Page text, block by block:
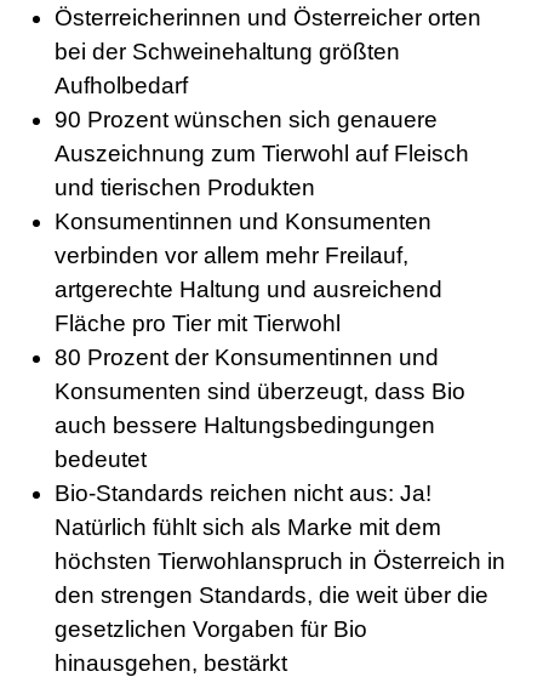
Österreicherinnen und Österreicher orten
bei der Schweinehaltung größten
Aufholbedarf
90 Prozent wünschen sich genauere
Auszeichnung zum Tierwohl auf Fleisch
und tierischen Produkten
Konsumentinnen und Konsumenten
verbinden vor allem mehr Freilauf,
artgerechte Haltung und ausreichend
Fläche pro Tier mit Tierwohl
80 Prozent der Konsumentinnen und
Konsumenten sind überzeugt, dass Bio
auch bessere Haltungsbedingungen
bedeutet
Bio-Standards reichen nicht aus: Ja!
Natürlich fühlt sich als Marke mit dem
höchsten Tierwohlanspruch in Österreich in
den strengen Standards, die weit über die
gesetzlichen Vorgaben für Bio
hinausgehen, bestärkt